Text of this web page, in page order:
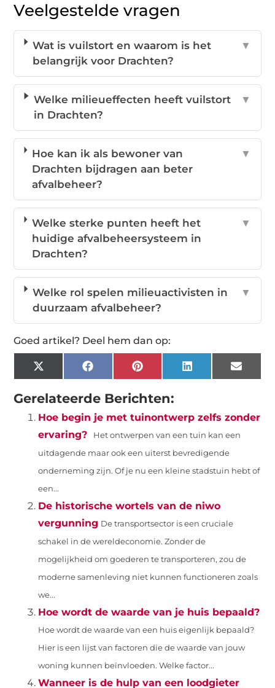
Veelgestelde vragen
Wat is vuilstort en waarom is het
belangrijk voor Drachten?
▼
Welke milieueffecten heeft vuilstort
in Drachten?
▼
Hoe kan ik als bewoner van
Drachten bijdragen aan beter
afvalbeheer?
▼
Welke sterke punten heeft het
huidige afvalbeheersysteem in
Drachten?
▼
Welke rol spelen milieuactivisten in
duurzaam afvalbeheer?
▼
Goed artikel? Deel hem dan op:
X
(Twitter)
FacebookPinterestLinkedInEmail
Gerelateerde Berichten:
Hoe begin je met tuinontwerp zelfs zonder
ervaring?
Het ontwerpen van een tuin kan een
uitdagende maar ook een uiterst bevredigende
onderneming zijn. Of je nu een kleine stadstuin hebt of
een...
De historische wortels van de niwo
vergunning De transportsector is een cruciale
schakel in de wereldeconomie. Zonder de
mogelijkheid om goederen te transporteren, zou de
moderne samenleving niet kunnen functioneren zoals
we...
Hoe wordt de waarde van je huis bepaald?
Hoe wordt de waarde van een huis eigenlijk bepaald?
Hier is een lijst van factoren die de waarde van jouw
woning kunnen beïnvloeden. Welke factor...
Wanneer is de hulp van een loodgieter